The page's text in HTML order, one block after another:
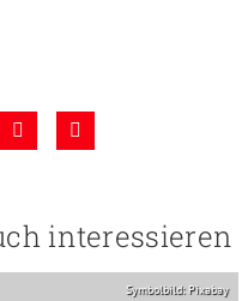
interessieren
Symbolbild: Pixabay